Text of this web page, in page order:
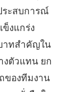
ระสบการณ์
งแกร่ง
าทสำคัญใน
งตัวแทน ยก
ของทีมงาน